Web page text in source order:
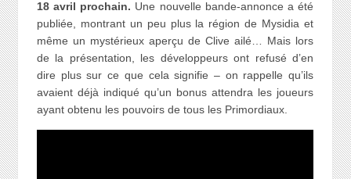
18 avril prochain. Une nouvelle bande-annonce a été
publiée, montrant un peu plus la région de Mysidia et
même un mystérieux aperçu de Clive ailé… Mais lors
de la présentation, les développeurs ont refusé d’en
dire plus sur ce que cela signifie – on rappelle qu’ils
avaient déjà indiqué qu’un bonus attendra les joueurs
ayant obtenu les pouvoirs de tous les Primordiaux.